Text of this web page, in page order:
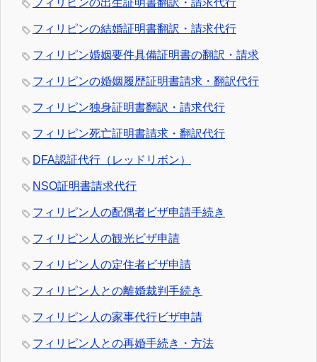
フィリピンの結婚証明書翻訳・請求代行
フィリピン婚姻要件具備証明書の翻訳・請求
フィリピンの婚姻履歴証明書請求・翻訳代行
フィリピン独身証明書翻訳・請求代行
フィリピン死亡証明書請求・翻訳代行
DFA認証代行（レッドリボン）
NSO証明書請求代行
フィリピン人の配偶者ビザ申請手続き
フィリピン人の観光ビザ申請
フィリピン人の定住者ビザ申請
フィリピン人との離婚裁判手続き
フィリピン人の家事代行ビザ申請
フィリピン人との再婚手続き・方法